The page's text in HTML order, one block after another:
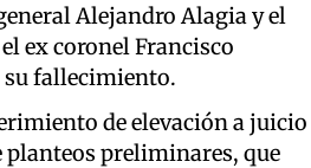
Alejandro Alagia y el
ex coronel Francisco
su fallecimiento.
de elevación a juicio
planteos preliminares, que